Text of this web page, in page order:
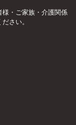
様・ご家族・介護関係
さい。